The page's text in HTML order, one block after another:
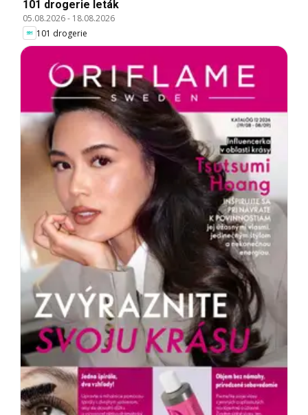
101 drogerie leták
05.08.2026- 18.08.2026
101 drogerie